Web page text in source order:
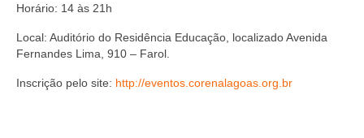
Suspensão do Exercício Profissional
Para Você
Horário: 14 às 21h
Local: Auditório do Residência Educação, localizado Avenida
Fernandes Lima, 910 – Farol.
Inscrição pelo site: http://eventos.corenalagoas.org.br